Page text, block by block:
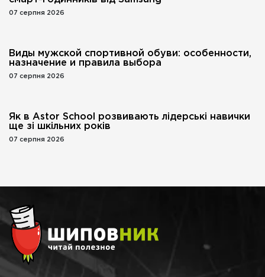
07 серпня 2026
Виды мужской спортивной обуви: особенности,
назначение и правила выбора
07 серпня 2026
Як в Astor School розвивають лідерські навички
ще зі шкільних років
07 серпня 2026